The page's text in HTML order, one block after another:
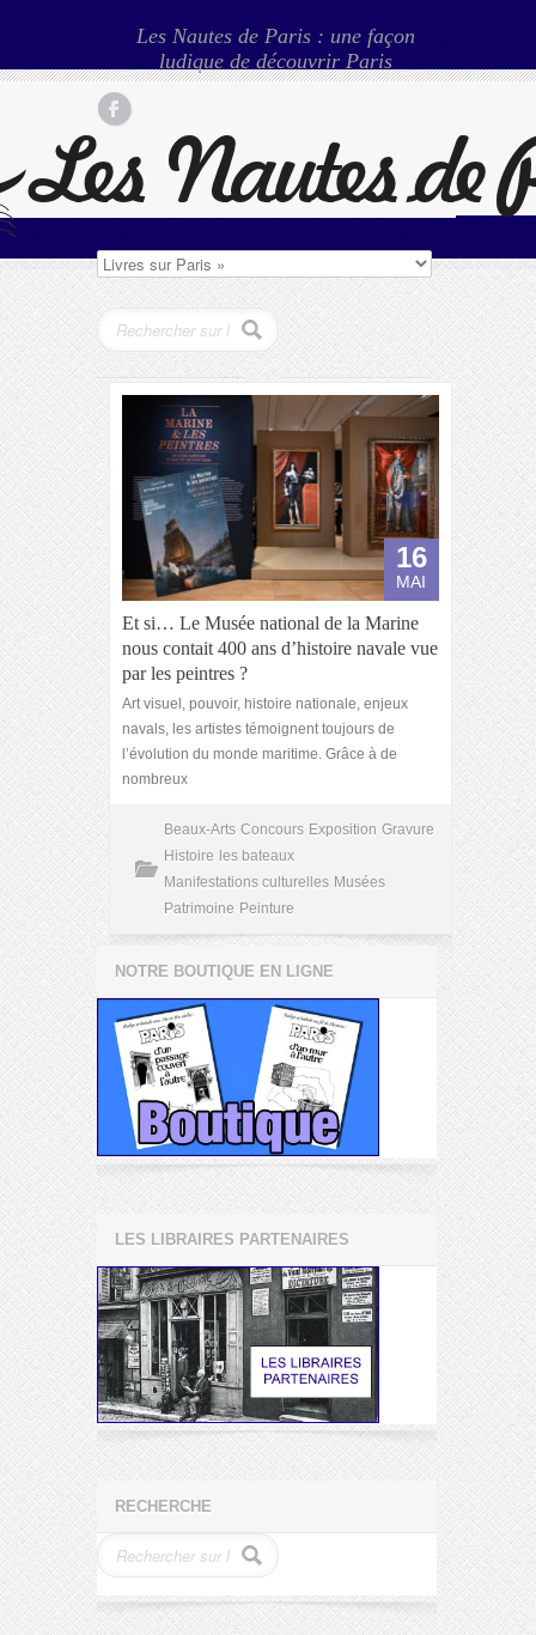
Les Nautes de Paris : une façon
ludique de découvrir Paris
16
MAI
Et si… Le Musée national de la Marine
nous contait 400 ans d’histoire navale vue
par les peintres ?
Art visuel, pouvoir, histoire nationale, enjeux
navals, les artistes témoignent toujours de
l’évolution du monde maritime. Grâce à de
nombreux
Beaux-Arts Concours Exposition Gravure
Histoire les bateaux
Manifestations culturelles Musées
Patrimoine Peinture
NOTRE BOUTIQUE EN LIGNE
LES LIBRAIRES PARTENAIRES
RECHERCHE